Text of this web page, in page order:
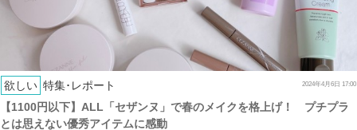
欲しい 特集･レポート 2024年4月6日 17:00
【1100円以下】ALL「セザンヌ」で春のメイクを格上げ！ プチプラ
とは思えない優秀アイテムに感動